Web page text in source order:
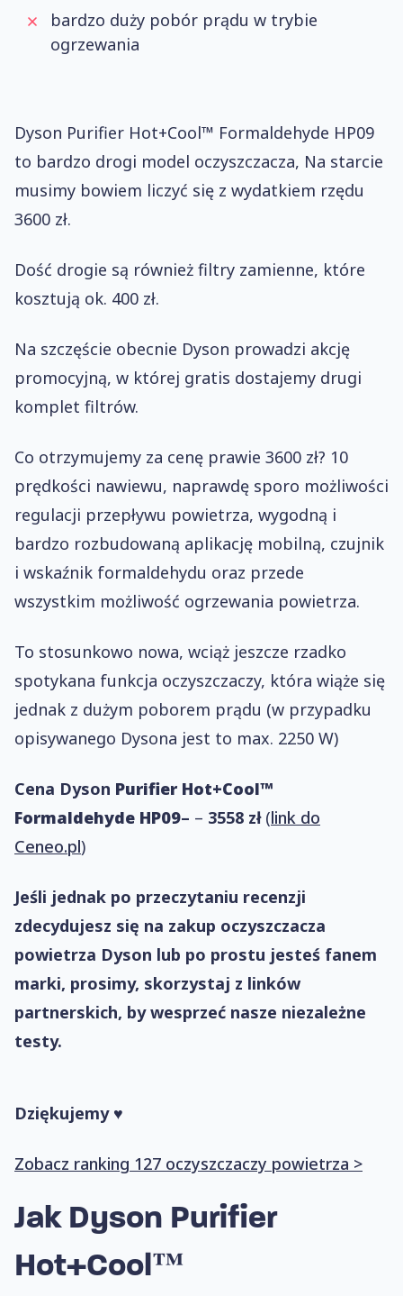
bardzo duży pobór prądu w trybie
ogrzewania
Dyson Purifier Hot+Cool™ Formaldehyde HP09
to bardzo drogi model oczyszczacza, Na starcie
musimy bowiem liczyć się z wydatkiem rzędu
3600 zł.
Dość drogie są również filtry zamienne, które
kosztują ok. 400 zł.
Na szczęście obecnie Dyson prowadzi akcję
promocyjną, w której gratis dostajemy drugi
komplet filtrów.
Co otrzymujemy za cenę prawie 3600 zł? 10
prędkości nawiewu, naprawdę sporo możliwości
regulacji przepływu powietrza, wygodną i
bardzo rozbudowaną aplikację mobilną, czujnik
i wskaźnik formaldehydu oraz przede
wszystkim możliwość ogrzewania powietrza.
To stosunkowo nowa, wciąż jeszcze rzadko
spotykana funkcja oczyszczaczy, która wiąże się
jednak z dużym poborem prądu (w przypadku
opisywanego Dysona jest to max. 2250 W)
Cena Dyson Purifier Hot+Cool™
Formaldehyde HP09– – 3558 zł(link do
Ceneo.pl)
Jeśli jednak po przeczytaniu recenzji
zdecydujesz się na zakup oczyszczacza
powietrza Dyson lub po prostu jesteś fanem
marki, prosimy, skorzystaj z linków
partnerskich, by wesprzeć nasze niezależne
testy.
Dziękujemy ♥
Zobacz ranking 127 oczyszczaczy powietrza >
Jak Dyson Purifier
Hot+Cool™